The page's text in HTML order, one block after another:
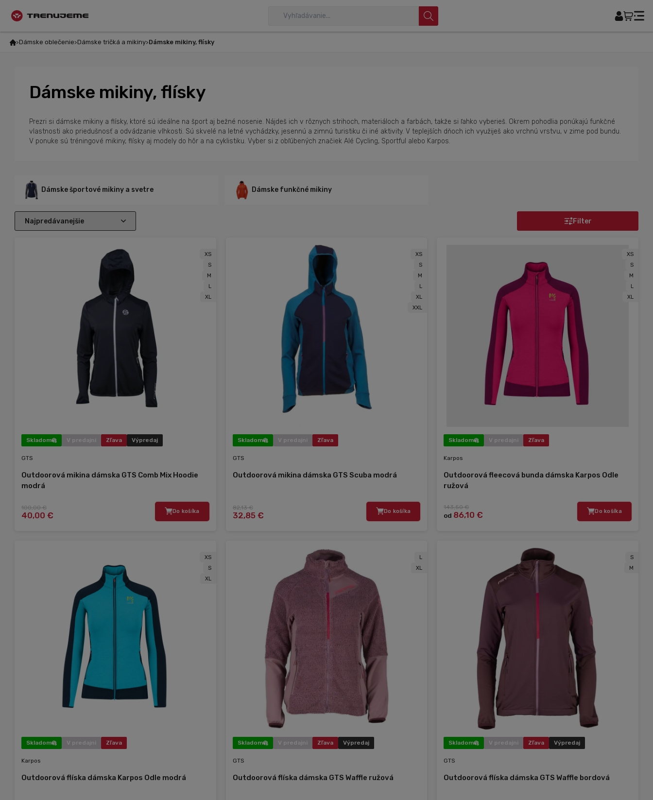
Dámske oblečenie Dámske tričká a mikiny Dámske mikiny, flísky
Dámske mikiny, flísky
Prezri si dámske mikiny a flísky, ktoré sú ideálne na šport aj bežné nosenie. Nájdeš ich v rôznych strihoch, materiáloch a farbách, takže si ľahko vyberieš. Okrem pohodlia ponúkajú funkčné
vlastnosti ako priedušnosť a odvádzanie vlhkosti. Sú skvelé na letné vychádzky, jesennú a zimnú turistiku či iné aktivity. V teplejších dňoch ich využiješ ako vrchnú vrstvu, v zime pod bundu.
V ponuke sú tréningové mikiny, flísky aj modely do hôr a na cyklistiku. Vyber si z obľúbených značiek Alé Cycling, Sportful alebo Karpos.
Dámske športové mikiny a svetre Dámske funkčné mikiny
Filter
XS
S
M
L
XL
Skladom V predajni Zľava Výpredaj
GTS
Outdoorová mikina dámska GTS Comb Mix Hoodie
modrá
100,00 €
40,00 € Do košíka
XS
S
M
L
XL
XXL
Skladom V predajni Zľava
GTS
Outdoorová mikina dámska GTS Scuba modrá
82,13 €
32,85 € Do košíka
XS
S
M
L
XL
Skladom V predajni Zľava
Karpos
Outdoorová fleecová bunda dámska Karpos Odle
ružová
143,50 €
od 86,10 € Do košíka
XS
S
XL
Skladom V predajni Zľava
Karpos
Outdoorová flíska dámska Karpos Odle modrá
L
XL
Skladom V predajni Zľava Výpredaj
GTS
Outdoorová flíska dámska GTS Waffle ružová
S
M
Skladom V predajni Zľava Výpredaj
GTS
Outdoorová flíska dámska GTS Waffle bordová